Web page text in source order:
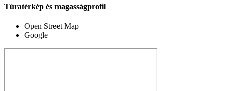
Túratérkép és magasságprofil
Open Street Map
Google